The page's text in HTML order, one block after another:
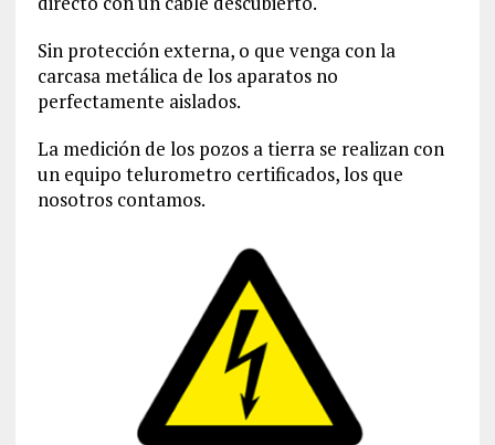
Sin protección externa, o que venga con la
carcasa metálica de los aparatos no
perfectamente aislados.
La medición de los pozos a tierra se realizan con
un equipo telurometro certificados, los que
nosotros contamos.